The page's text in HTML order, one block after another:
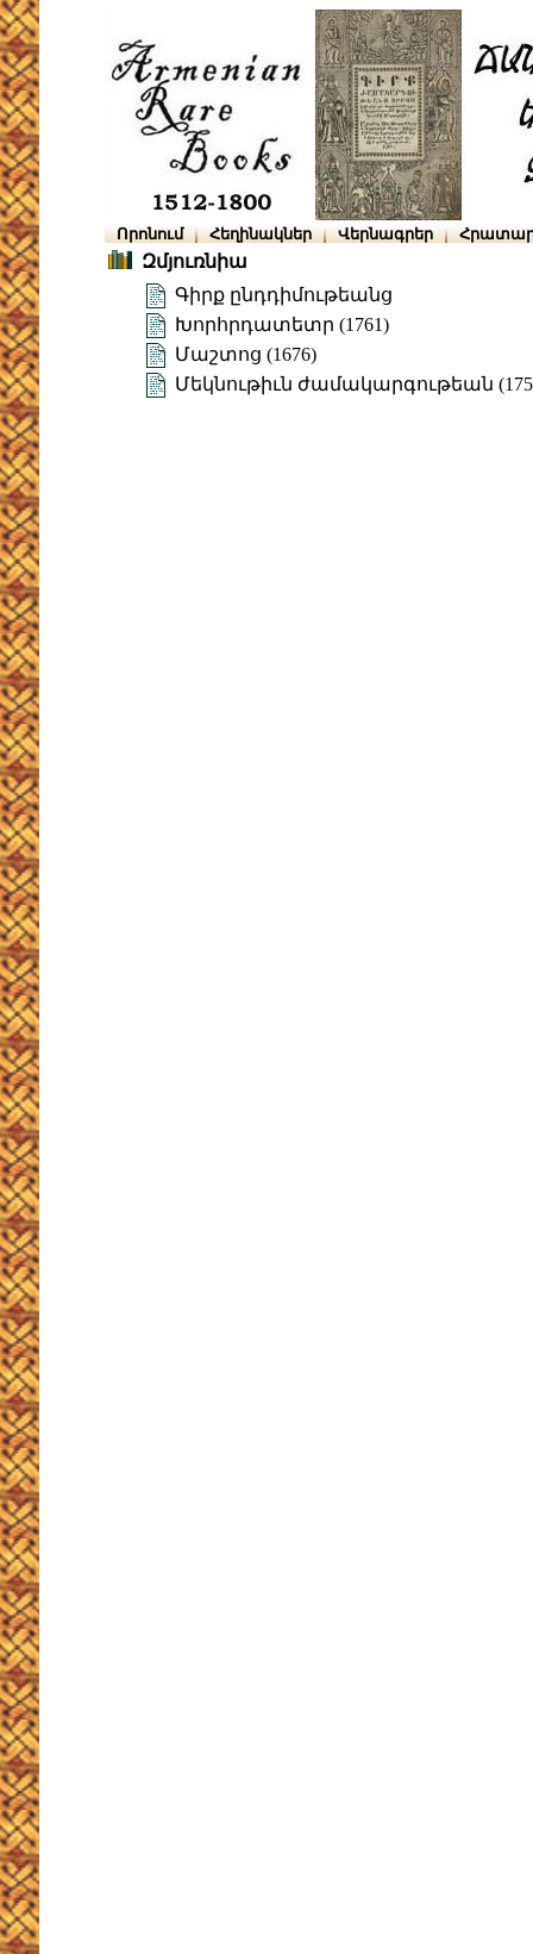
Որոնում Հեղինակներ Վերնագրեր
Զմյուռնիա
Գիրք ընդդիմութեանց
Խորհրդատետր (1761)
Մաշտոց (1676)
Մեկնութիւն ժամակարգութեան